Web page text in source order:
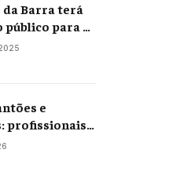
da Barra terá
público para a
2026;
e
profissionais
levam